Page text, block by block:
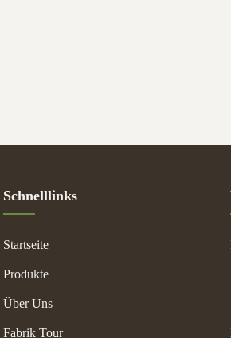
Schnelllinks
Startseite
Produkte
Über Uns
Fabrik Tour